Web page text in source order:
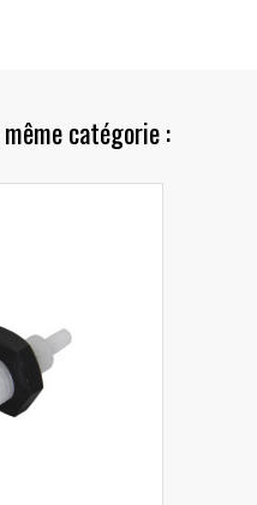
catégorie :